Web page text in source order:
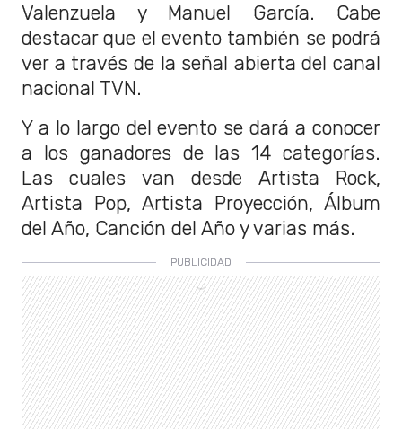
Valenzuela y Manuel García. Cabe
destacar que el evento también se podrá
ver a través de la señal abierta del canal
nacional TVN.
Y a lo largo del evento se dará a conocer
a los ganadores de las 14 categorías.
Las cuales van desde Artista Rock,
Artista Pop, Artista Proyección, Álbum
del Año, Canción del Año y varias más.